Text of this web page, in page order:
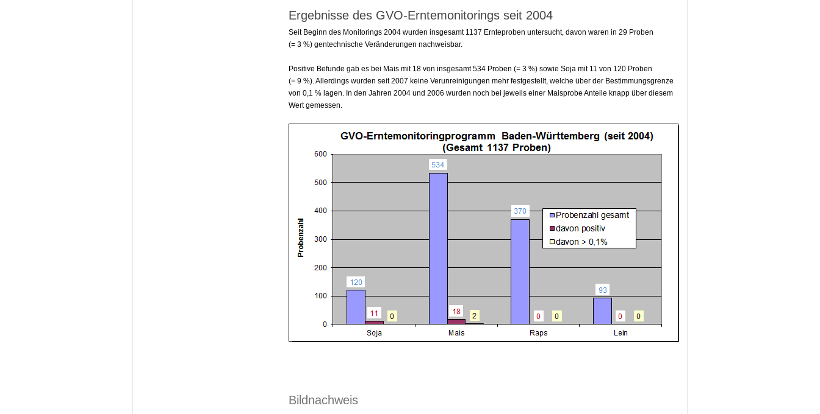
Ergebnisse des GVO-Erntemonitorings seit 2004
Seit Beginn des Monitorings 2004 wurden insgesamt 1137 Ernteproben untersucht, davon waren in 29 Proben
(= 3 %) gentechnische Veränderungen nachweisbar.
Positive Befunde gab es bei Mais mit 18 von insgesamt 534 Proben (= 3 %) sowie Soja mit 11 von 120 Proben
(= 9 %). Allerdings wurden seit 2007 keine Verunreinigungen mehr festgestellt, welche über der Bestimmungsgrenze
von 0,1 % lagen. In den Jahren 2004 und 2006 wurden noch bei jeweils einer Maisprobe Anteile knapp über diesem
Wert gemessen.
Bildnachweis